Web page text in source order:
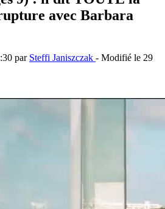
avec Barbara
par Steffi Janiszczak - Modifié le 29